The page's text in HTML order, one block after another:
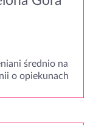
średnio na
o opiekunach